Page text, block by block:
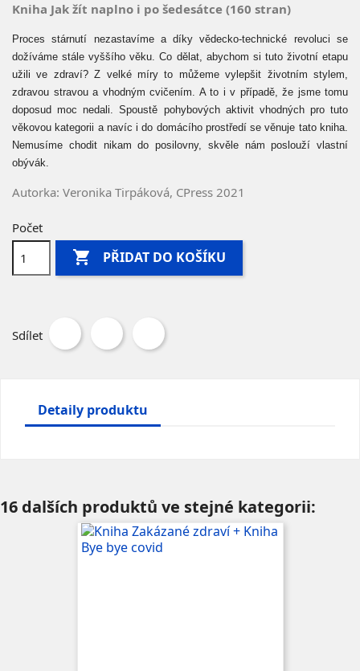
Kniha Jak žít naplno i po šedesátce (160 stran)
Proces stárnutí nezastavíme a díky vědecko-technické revoluci se
dožíváme stále vyššího věku. Co dělat, abychom si tuto životní etapu
užili ve zdraví? Z velké míry to můžeme vylepšit životním stylem,
zdravou stravou a vhodným cvičením. A to i v případě, že jsme tomu
doposud moc nedali. Spoustě pohybových aktivit vhodných pro tuto
věkovou kategorii a navíc i do domácího prostředí se věnuje tato kniha.
Nemusíme chodit nikam do posilovny, skvěle nám poslouží vlastní
obývák.
Autorka: Veronika Tirpáková, CPress 2021
Počet
 PŘIDAT DO KOŠÍKU
Sdílet
Detaily produktu
16 dalších produktů ve stejné kategorii: